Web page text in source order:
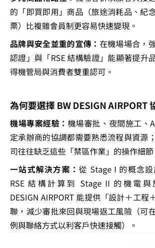
的「即買即用」商品（旅途消耗品、紀
票）比複雜會員制更容易快速變現。
品牌與安全並重的宣傳： 在機場場合，
認證」與「RSE 結構驗證」能顯著提升
得機管局與消費者雙重認可。
為何要選擇 BW DESIGN AIRPORT
機場專案經驗： 機場審批、夜間施工、
定承辦商的協調都需要熟悉流程與資源
司往往缺乏這些「禁區作業」的操作細節
一站式解決方案：從 Stage I 的概念
RSE 結構計算到 Stage II 的機電
DESIGN AIRPORT 能提供「設計＋工程
聯，減少審批來回與現場返工風險（可
例與聯絡方式以利客戶快速接觸）。